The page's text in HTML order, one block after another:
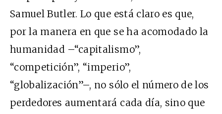
Samuel Butler. Lo que está claro es que,
por la manera en que se ha acomodado la
humanidad –“capitalismo”,
“competición”, “imperio”,
“globalización”–, no sólo el número de los
perdedores aumentará cada día, sino que